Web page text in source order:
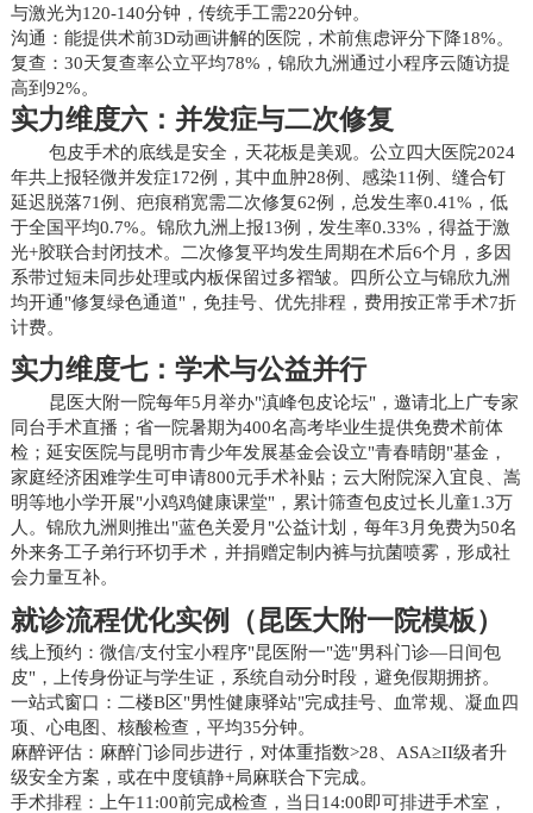
与激光为120-140分钟，传统手工需220分钟。
沟通：能提供术前3D动画讲解的医院，术前焦虑评分下降18%。
复查：30天复查率公立平均78%，锦欣九洲通过小程序云随访提
高到92%。
实力维度六：并发症与二次修复
包皮手术的底线是安全，天花板是美观。公立四大医院2024
年共上报轻微并发症172例，其中血肿28例、感染11例、缝合钉
延迟脱落71例、疤痕稍宽需二次修复62例，总发生率0.41%，低
于全国平均0.7%。锦欣九洲上报13例，发生率0.33%，得益于激
光+胶联合封闭技术。二次修复平均发生周期在术后6个月，多因
系带过短未同步处理或内板保留过多褶皱。四所公立与锦欣九洲
均开通"修复绿色通道"，免挂号、优先排程，费用按正常手术7折
计费。
实力维度七：学术与公益并行
昆医大附一院每年5月举办"滇峰包皮论坛"，邀请北上广专家
同台手术直播；省一院暑期为400名高考毕业生提供免费术前体
检；延安医院与昆明市青少年发展基金会设立"青春晴朗"基金，
家庭经济困难学生可申请800元手术补贴；云大附院深入宜良、嵩
明等地小学开展"小鸡鸡健康课堂"，累计筛查包皮过长儿童1.3万
人。锦欣九洲则推出"蓝色关爱月"公益计划，每年3月免费为50名
外来务工子弟行环切手术，并捐赠定制内裤与抗菌喷雾，形成社
会力量互补。
就诊流程优化实例（昆医大附一院模板）
线上预约：微信/支付宝小程序"昆医附一"选"男科门诊—日间包
皮"，上传身份证与学生证，系统自动分时段，避免假期拥挤。
一站式窗口：二楼B区"男性健康驿站"完成挂号、血常规、凝血四
项、心电图、核酸检查，平均35分钟。
麻醉评估：麻醉门诊同步进行，对体重指数>28、ASA≥II级者升
级安全方案，或在中度镇静+局麻联合下完成。
手术排程：上午11:00前完成检查，当日14:00即可排进手术室，